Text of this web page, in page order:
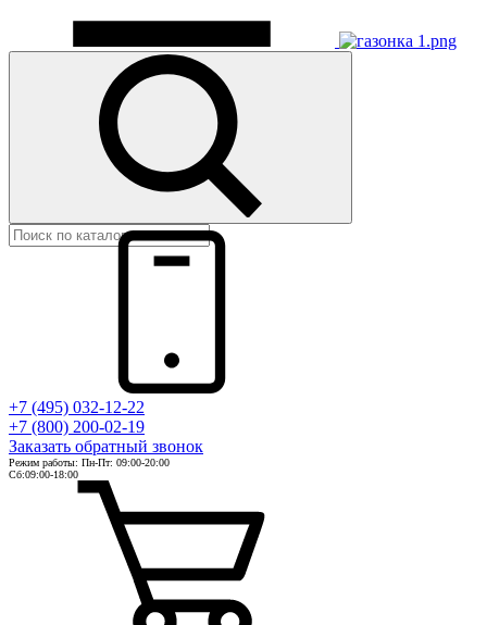
+7 (495) 032-12-22
+7 (800) 200-02-19
Заказать обратный звонок
Режим работы: Пн-Пт: 09:00-20:00
Сб:09:00-18:00